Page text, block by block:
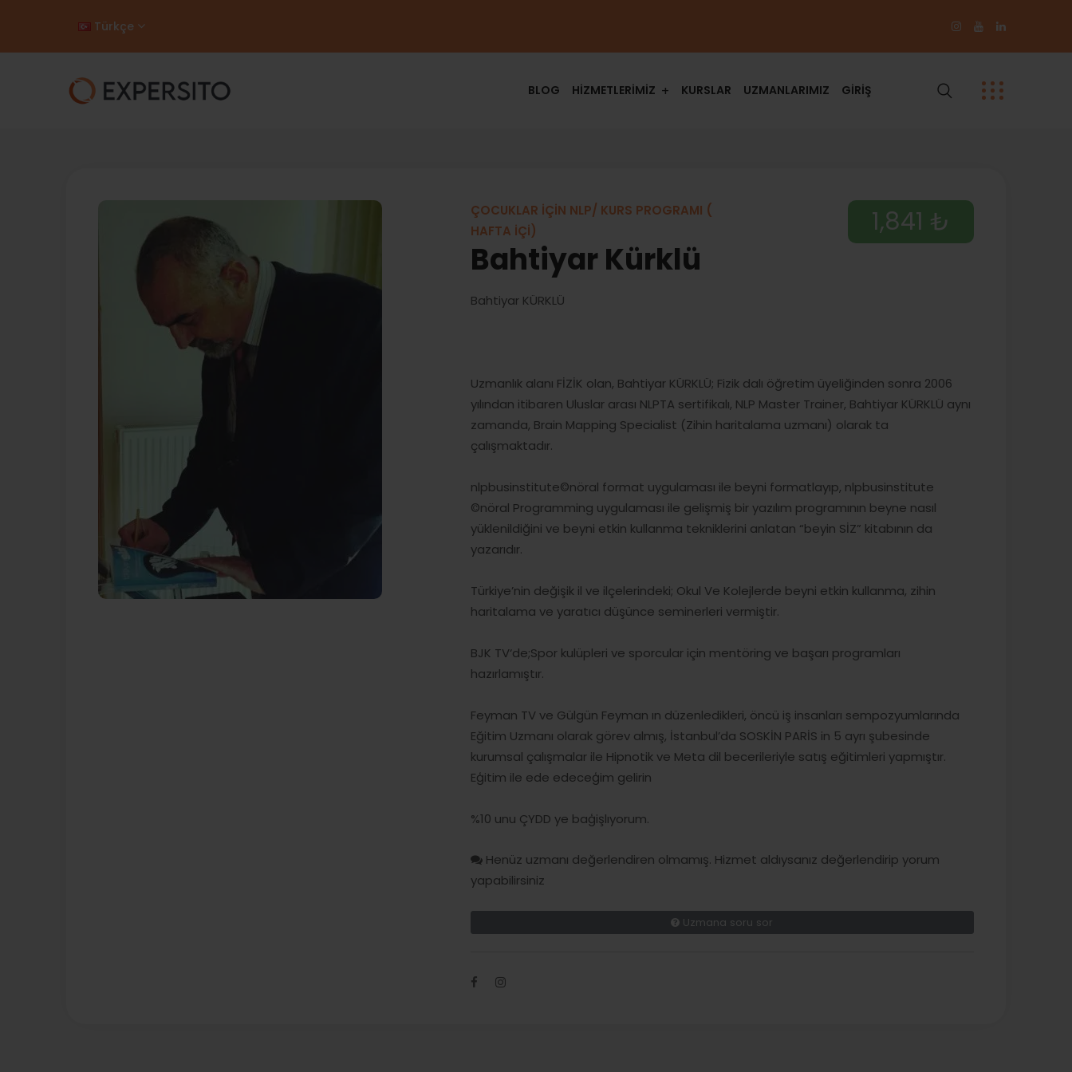
Türkçe
BLOG HİZMETLERİMİZ KURSLAR UZMANLARIMIZ GİRİŞ
ÇOCUKLAR İÇİN NLP/ KURS PROGRAMI (
HAFTA İÇİ)
Bahtiyar Kürklü
1,841 ₺
Bahtiyar KÜRKLÜ
Uzmanlık alanı FİZİK olan, Bahtiyar KÜRKLÜ; Fizik dalı öğretim üyeliğinden sonra 2006
yılından itibaren Uluslar arası NLPTA sertifikalı, NLP Master Trainer, Bahtiyar KÜRKLÜ aynı
zamanda, Brain Mapping Specialist (Zihin haritalama uzmanı) olarak ta
çalışmaktadır.
nlpbusinstitute©nöral format uygulaması ile beyni formatlayıp, nlpbusinstitute
©nöral Programming uygulaması ile gelişmiş bir yazılım programının beyne nasıl
yüklenildiğini ve beyni etkin kullanma tekniklerini anlatan “beyin SİZ” kitabının da
yazarıdır.
Türkiye’nin değişik il ve ilçelerindeki; Okul Ve Kolejlerde beyni etkin kullanma, zihin
haritalama ve yaratıcı düşünce seminerleri vermiştir.
BJK TV‘de;Spor kulüpleri ve sporcular için mentöring ve başarı programları
hazırlamıştır.
Feyman TV ve Gülgün Feyman ın düzenledikleri, öncü iş insanları sempozyumlarında
Eğitim Uzmanı olarak görev almış, İstanbul’da SOSKİN PARİS in 5 ayrı şubesinde
kurumsal çalışmalar ile Hipnotik ve Meta dil becerileriyle satış eğitimleri yapmıştır.
Eģitim ile ede edeceģim gelirin
%10 unu ÇYDD ye baģişlıyorum.
Henüz uzmanı değerlendiren olmamış. Hizmet aldıysanız değerlendirip yorum
yapabilirsiniz
Uzmana soru sor